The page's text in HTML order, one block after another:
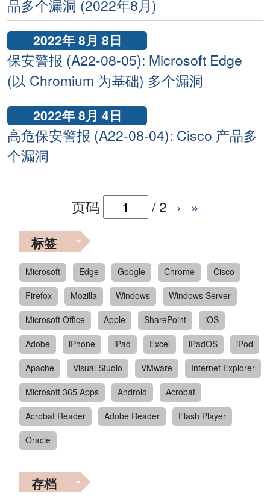
品多个漏洞 (2022年8月)
2022年 8月 8日
保安警报 (A22-08-05): Microsoft Edge
(以 Chromium 为基础) 多个漏洞
2022年 8月 4日
高危保安警报 (A22-08-04): Cisco 产品多
个漏洞
页码 /2 › »
标签
Microsoft Edge Google Chrome
Cisco
Firefox
Mozilla Windows
Windows Server
Microsoft Office
Apple SharePoint
iOS
Adobe
iPhone iPad Excel iPadOS
iPod
Apache
Visual Studio VMware
Internet Explorer
Microsoft 365 Apps
Android
Acrobat
Acrobat Reader
Adobe Reader
Flash Player
Oracle
存档